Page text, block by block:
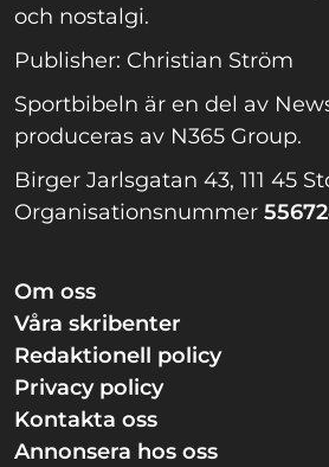
och nostalgi.
Publisher: Christian Ström
Sportbibeln är en del av
produceras av N365 Group.
Birger Jarlsgatan 43, 111 45
Organisationsnummer
Om oss
Våra skribenter
Redaktionell policy
Privacy policy
Kontakta oss
Annonsera hos oss